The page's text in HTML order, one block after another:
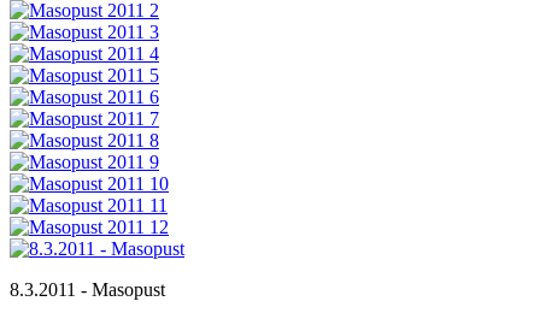
8.3.2011 - Masopust